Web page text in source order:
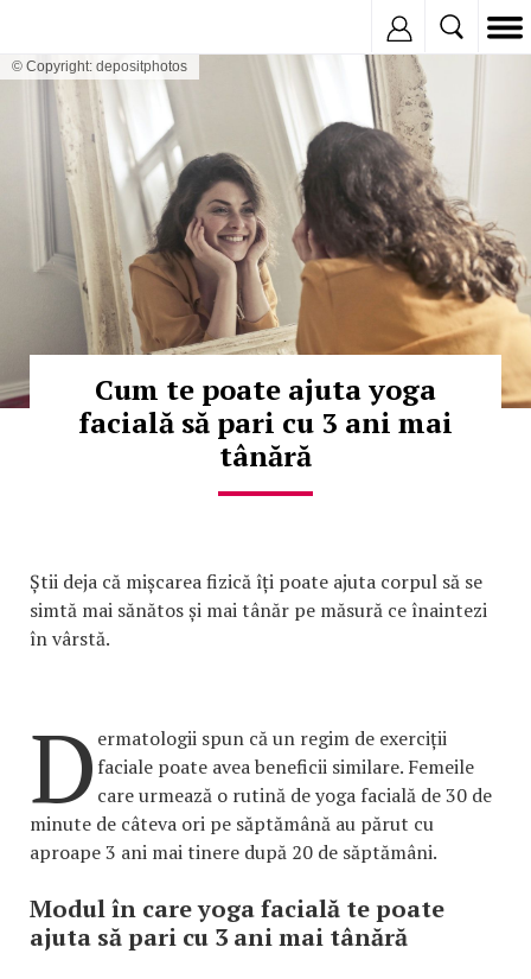
© Copyright: depositphotos
Cum te poate ajuta yoga
facială să pari cu 3 ani mai
tânără
Știi deja că mișcarea fizică îți poate ajuta corpul să se
simtă mai sănătos și mai tânăr pe măsură ce înaintezi
în vârstă.
D ermatologii spun că un regim de exerciții
faciale poate avea beneficii similare. Femeile
care urmează o rutină de yoga facială de 30 de
minute de câteva ori pe săptămână au părut cu
aproape 3 ani mai tinere după 20 de săptămâni.
Modul în care yoga facială te poate
ajuta să pari cu 3 ani mai tânără